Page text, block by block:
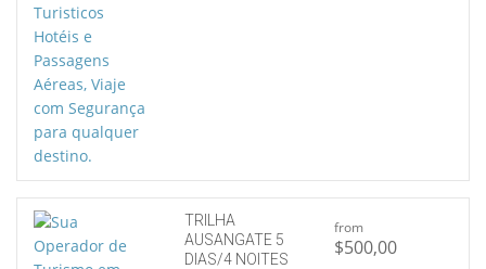
TRILHA
AUSANGATE 5
DIAS/4 NOITES
from
$500,00